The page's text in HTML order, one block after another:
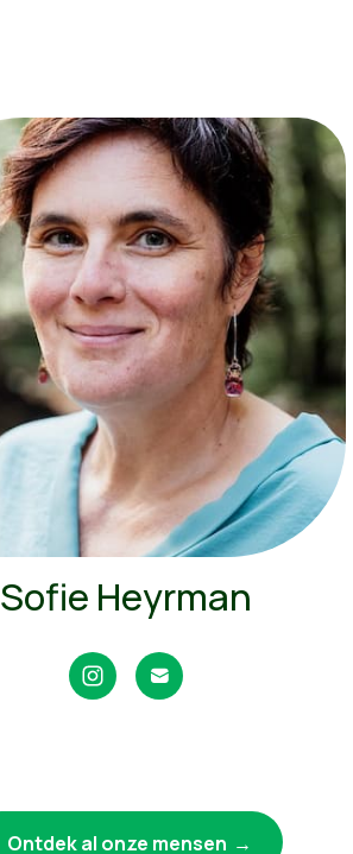
Sofie Heyrman
Ontdek al onze mensen